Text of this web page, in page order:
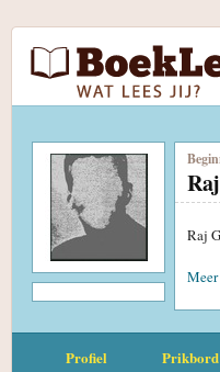
Raj
Profiel Prikbord